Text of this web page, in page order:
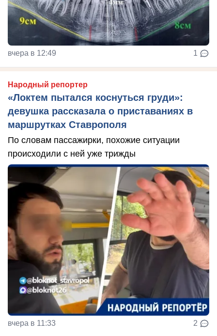
вчера в 12:49 1
Народный репортер
«Локтем пытался коснуться груди»:
девушка рассказала о приставаниях в
маршрутках Ставрополя
По словам пассажирки, похожие ситуации
происходили с ней уже трижды
вчера в 11:33 2